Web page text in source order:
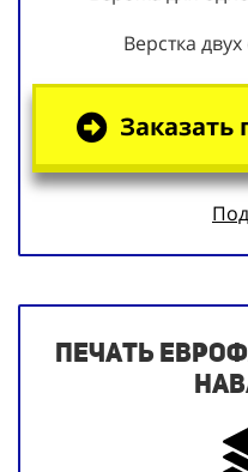
Верстка
Печать